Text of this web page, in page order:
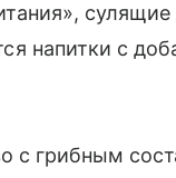
напитки с
с грибным